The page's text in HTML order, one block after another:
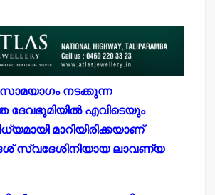
നടക്കുന്ന
എവിടെയും
മാറിയിരിക്കയാണ്
സ്വദേശിനിയായ ലാവണ്യ